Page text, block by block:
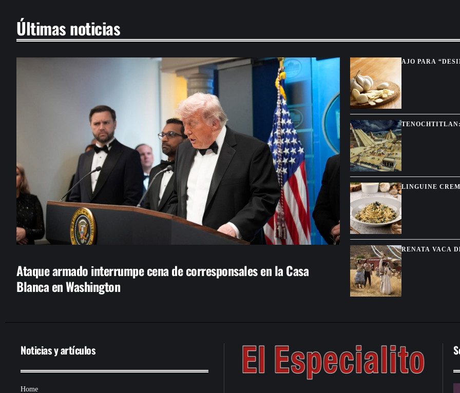
Últimas noticias
Ataque armado interrumpe cena de corresponsales en la Casa
Blanca en Washington
AJO PARA
LINGUINE
RENATA VACA
Noticias y artículos
Home